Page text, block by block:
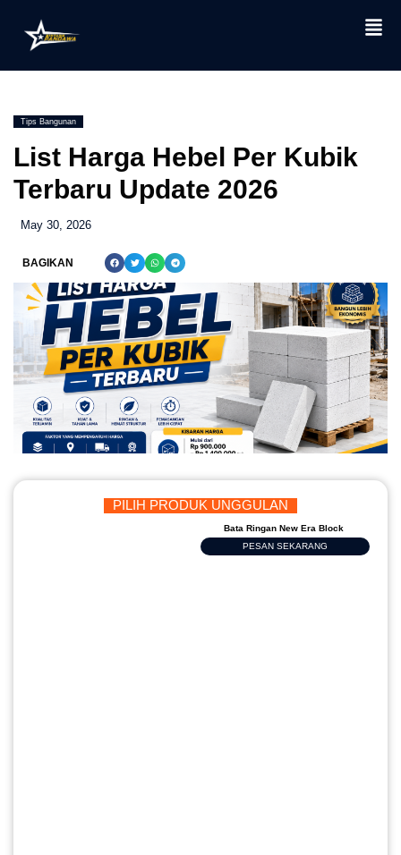
content
Tips Bangunan
List Harga Hebel Per Kubik
Terbaru Update 2026
May 30, 2026
BAGIKAN
PILIH PRODUK UNGGULAN
Bata Ringan New Era Block
PESAN SEKARANG